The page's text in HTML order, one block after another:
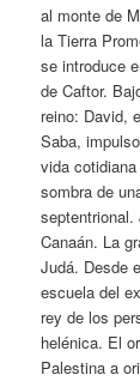
al monte de
la Tierra
se introduce
de Caftor.
reino: David,
Saba,
vida
sombra de
Canaán. La
Judá. Desde
escuela del
rey de los
helénica. El
Palestina a